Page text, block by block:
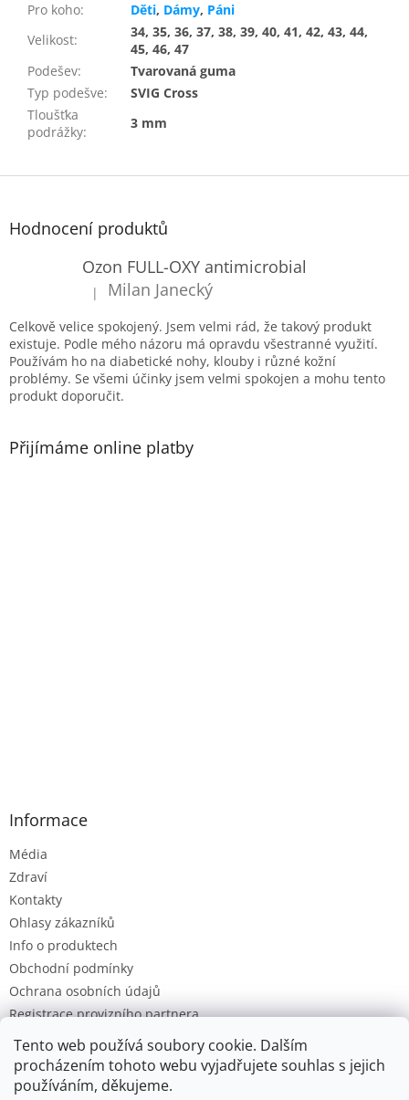
Tento web používá soubory cookie. Dalším
procházením tohoto webu vyjadřujete souhlas s jejich
používáním, děkujeme.
Pro koho: Děti, Dámy, Páni
Velikost:
34, 35, 36, 37, 38, 39, 40, 41, 42, 43, 44,
45, 46, 47
Podešev:
Tvarovaná guma
Typ podešve:
SVIG Cross
Tloušťka
podrážky:
3 mm
Z
Hodnocení produktů
Ozon FULL-OXY antimicrobial
Hodnocení produktu je 5 z 5 hvězdiček.
| Milan Janecký
Celkově velice spokojený. Jsem velmi rád, že takový produkt
existuje. Podle mého názoru má opravdu všestranné využití.
Používám ho na diabetické nohy, klouby i různé kožní
problémy. Se všemi účinky jsem velmi spokojen a mohu tento
produkt doporučit.
Přijímáme online platby
Informace
Média
Zdraví
Kontakty
Ohlasy zákazníků
Info o produktech
Obchodní podmínky
Ochrana osobních údajů
Registrace provizního partnera
Provizní systém